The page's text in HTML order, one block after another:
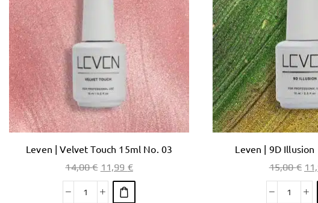
Leven | Velvet Touch 15ml No. 03
14,00€ 11,99 €
Leven | 9D Illusion
15,00€